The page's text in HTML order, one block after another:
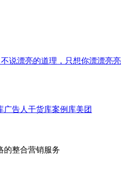
广告人干货库案例库美团
的整合营销服务